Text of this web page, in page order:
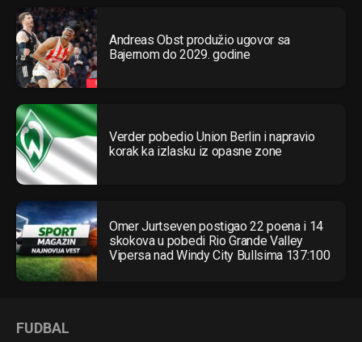
Andreas Obst produžio ugovor sa
Bajernom do 2029. godine
Verder pobedio Union Berlin i napravio
korak ka izlasku iz opasne zone
Omer Jurtseven postigao 22 poena i 14
skokova u pobedi Rio Grande Valley
Vipersa nad Windy City Bullsima 137:100
FUDBAL